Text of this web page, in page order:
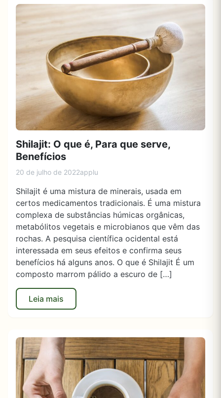
Shilajit: O que é, Para que serve,
Benefícios
20 de julho de 2022applu
Shilajit é uma mistura de minerais, usada em
certos medicamentos tradicionais. É uma mistura
complexa de substâncias húmicas orgânicas,
metabólitos vegetais e microbianos que vêm das
rochas. A pesquisa científica ocidental está
interessada em seus efeitos e confirma seus
benefícios há alguns anos. O que é Shilajit É um
composto marrom pálido a escuro de […]
Leia mais